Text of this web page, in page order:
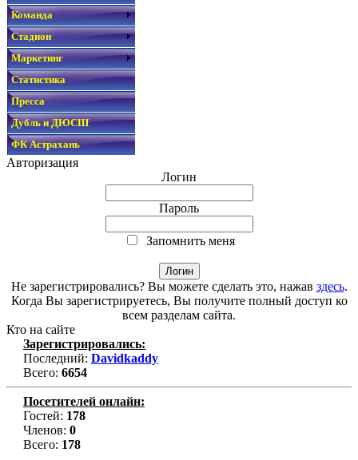
Команда
Стадион
Маркетинг
Статистика
Пресса
Дубль и ДЮСШ
ФК Астрахань
Авторизация
Логин
Пароль
Запомнить меня
Не зарегистрировались? Вы можете сделать это, нажав здесь.
Когда Вы зарегистрируетесь, Вы получите полный доступ ко
всем разделам сайта.
Кто на сайте
Зарегистрировались:
Последний: Davidkaddy
Всего: 6654
Посетителей онлайн:
Гостей: 178
Членов: 0
Всего: 178